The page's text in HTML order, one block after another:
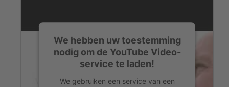
We hebben uw toestemming
nodig om de YouTube Video-
service te laden!
We gebruiken een service van een